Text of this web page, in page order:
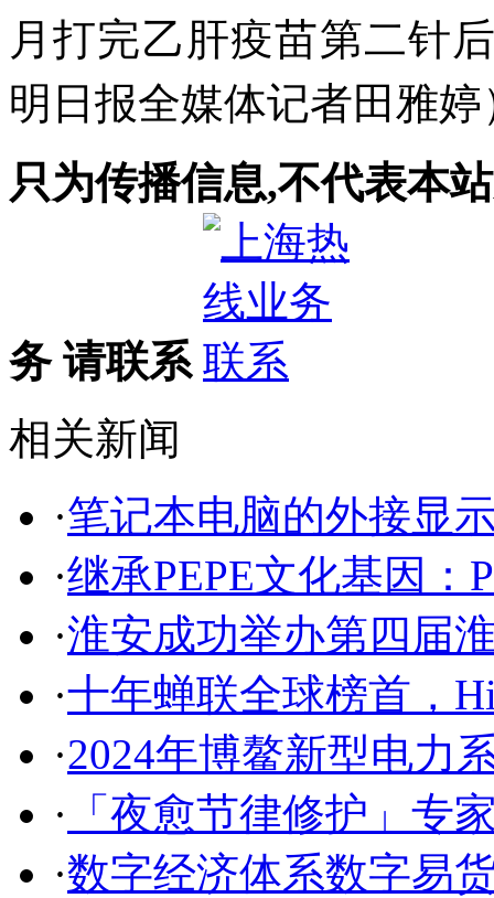
月打完乙肝疫苗第二针
明日报全媒体记者田雅婷
只为传播信息,不代表本
务 请联系
相关新闻
·笔记本电脑的外接显
·继承PEPE文化基因
·淮安成功举办第四届
·十年蝉联全球榜首，
·2024年博鳌新型电力
· 「夜愈节律修护」专
·数字经济体系数字易